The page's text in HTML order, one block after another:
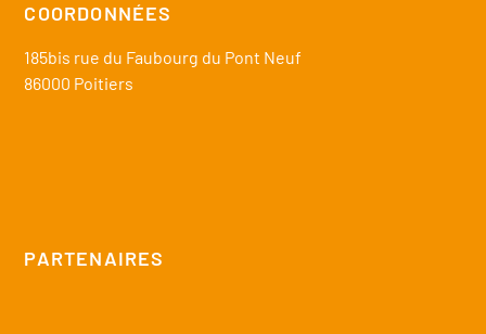
COORDONNÉES
185bis rue du Faubourg du Pont Neuf
86000 Poitiers
PARTENAIRES